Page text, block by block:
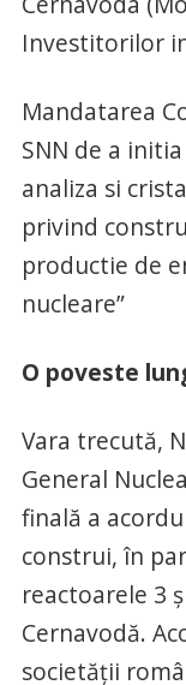
Investitorilor
Mandatarea
SNN de a
analiza si
privind
productie de
nucleare”
O poveste
Vara trecută,
General
finală a
construi, în
reactoarele 3
Cernavodă.
societăţii